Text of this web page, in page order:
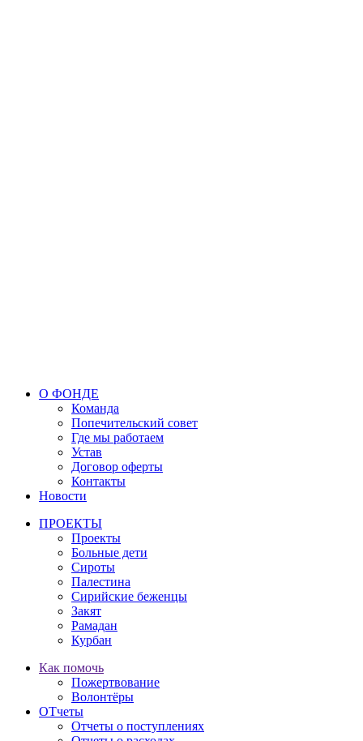
О ФОНДЕ
Команда
Попечительский совет
Где мы работаем
Устав
Договор оферты
Контакты
Новости
ПРОЕКТЫ
Проекты
Больные дети
Сироты
Палестина
Сирийские беженцы
Закят
Рамадан
Курбан
Как помочь
Пожертвование
Волонтёры
ОТчеты
Отчеты о поступлениях